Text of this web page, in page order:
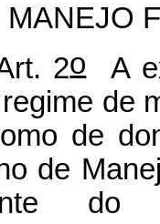
2oA
de
de
de